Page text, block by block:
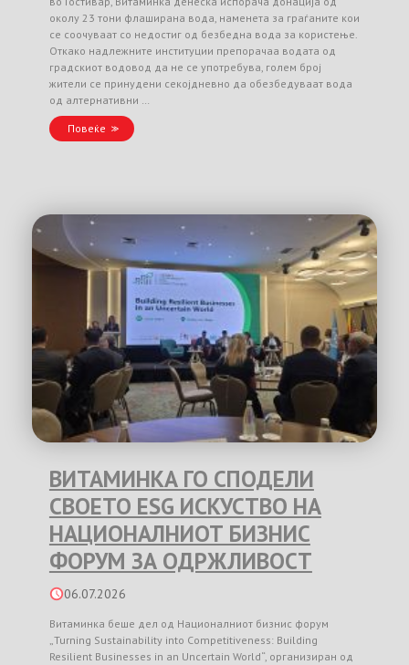
околу 23 тони флаширана вода, наменета за граѓаните кои
се соочуваат со недостиг од безбедна вода за користење.
Откако надлежните институции препорачаа водата од
градскиот водовод да не се употребува, голем број
жители се принудени секојдневно да обезбедуваат вода
од алтернативни …
Повеќе
ВИТАМИНКА ГО СПОДЕЛИ
СВОЕТО ESG ИСКУСТВО НА
НАЦИОНАЛНИОТ БИЗНИС
ФОРУМ ЗА ОДРЖЛИВОСТ
06.07.2026
Витаминка беше дел од Националниот бизнис форум
„Turning Sustainability into Competitiveness: Building
Resilient Businesses in an Uncertain World“, организиран од